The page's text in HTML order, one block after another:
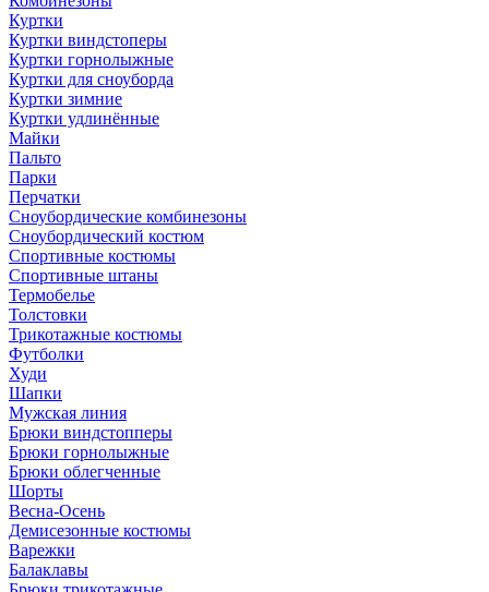
Куртки
Куртки виндстоперы
Куртки горнолыжные
Куртки для сноуборда
Куртки зимние
Куртки удлинённые
Майки
Пальто
Парки
Перчатки
Сноубордические комбинезоны
Сноубордический костюм
Спортивные костюмы
Спортивные штаны
Термобелье
Толстовки
Трикотажные костюмы
Футболки
Худи
Шапки
Мужская линия
Брюки виндстопперы
Брюки горнолыжные
Брюки облегченные
Шорты
Весна-Осень
Демисезонные костюмы
Варежки
Балаклавы